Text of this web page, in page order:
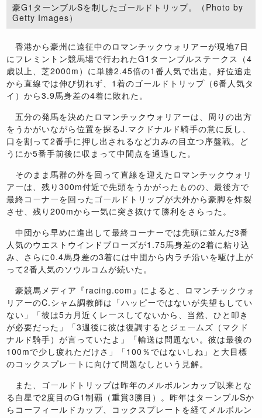
豪G1ターンブルSを制したゴールドトリップ。（Photo by
Getty Images）
香港から豪州に遠征中のロマンチックウォリアーが現地7日
にフレミントン競馬場で行われたG1ターンブルステークス（4
歳以上、芝2000m）に単勝2.45倍の1番人気で出走。好位追走
から直線では伸び切れず、1着のゴールドトリップ（6番人気タ
イ）から3.9馬身差の4着に敗れた。
五分の発馬を決めたロマンチックウォリアーは、周りの出方
をうかがいながら位置を探るJ.マクドナルド騎手の意に反し、
口を割って2番手に押し出されるなど力みの目立つ序盤戦。ど
うにか5番手前後に収まって中間点を通過した。
そのまま馬群の外を回って直線を迎えたロマンチックウォリ
アーは、残り300m付近で先頭をうかがったものの、最後方で
最終コーナーを回ったゴールドトリップが大外から豪脚を炸裂
させ、残り200mから一気に突き抜けて勝利をさらった。
中団から早めに進出して最終コーナーでは先頭に並んだ3番
人気のウエストウインドブローズが1.75馬身差の2着に粘り込
み、さらに0.4馬身差の3着には中団から内ラチ沿いを駆け上が
って2番人気のソウルコムが続いた。
豪競馬メディア『racing.com』によると、ロマンチックウォ
リアーのC.シャム調教師は「ハッピーではないが失望もしてい
ない」「彼は5カ月近くレースしてないから、当然、ひと叩き
が必要だった」「3週後に彼は復調するとジェームズ（マクド
ナルド騎手）が言っていたよ」「輸送は問題ない。彼は最後の
100mで少し疲れただけさ」「100％ではないしね」と大目標
のコックスプレートに向けて問題なしという見解。
また、ゴールドトリップは昨年のメルボルンカップ以来とな
る白星で2度目のG1制覇（重賞3勝目）。昨年はターンブルSか
らコーフィールドカップ、コックスプレートを経てメルボルン